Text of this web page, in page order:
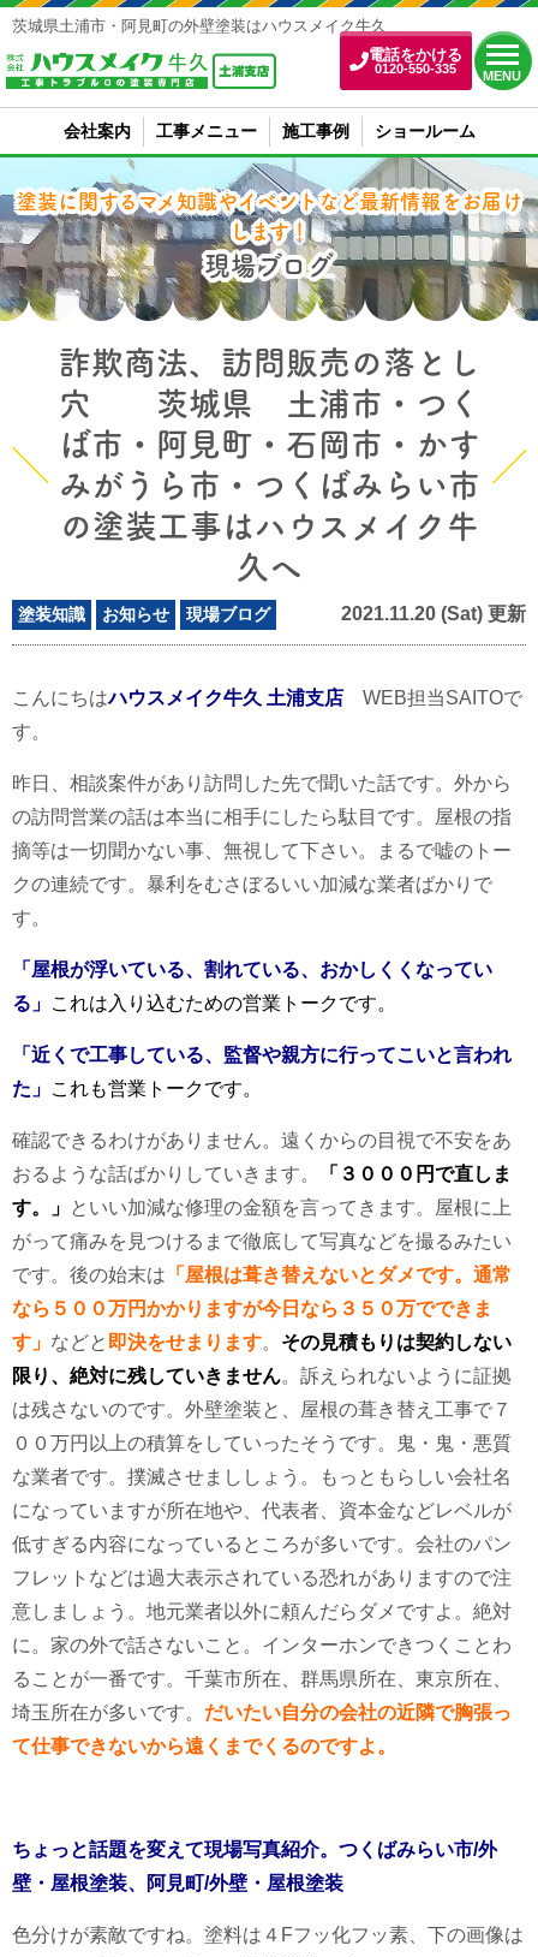
電話をかける
0120-550-335
MENU
茨城県土浦市・阿見町の外壁塗装はハウスメイク牛久
会社案内 工事メニュー 施工事例 ショールーム
塗装に関するマメ知識やイベントなど最新情報をお届け
します！
現場ブログ
詐欺商法、訪問販売の落とし
穴 茨城県 土浦市・つく
ば市・阿見町・石岡市・かす
みがうら市・つくばみらい市
の塗装工事はハウスメイク牛
久へ
塗装知識 お知らせ 現場ブログ 2021.11.20 (Sat) 更新
こんにちはハウスメイク牛久 土浦支店 WEB担当SAITOで
す。
昨日、相談案件があり訪問した先で聞いた話です。外から
の訪問営業の話は本当に相手にしたら駄目です。
屋根の指
摘等は一切聞かない事、無視して下さい。まるで嘘のトー
クの連続です。暴利をむさぼるいい加減な業者ばかりで
す。
「屋根が浮いている、割れている、おかしくくなってい
る」 これは入り込むための営業トークです。
「近くで工事している、監督や親方に行ってこいと言われ
た」 これも営業トークです。
確認できるわけがありません。遠くからの目視で不安をあ
おるような話ばかりしていきます。
「３０００円で直しま
す。」 といい加減な修理の金額を言ってきます。屋根に上
がって痛みを見つけるまで徹底して写真などを撮るみたい
です。後の始末は 「屋根は葺き替えないとダメです。通常
なら５００万円かかりますが今日なら３５０万でできま
す」 などと 即決をせまります。 その見積もりは契約しない
限り、絶対に残していきません。訴えられないように証拠
は残さないのです。外壁塗装と、屋根の葺き替え工事で７
００万円以上の積算をしていったそうです。鬼・鬼・悪質
な業者です。撲滅させまししょう。もっともらしい会社名
になっていますが所在地や、代表者、資本金などレベルが
低すぎる内容になっているところが多いです。会社のパン
フレットなどは過大表示されている恐れがありますので注
意しましょう。地元業者以外に頼んだらダメですよ。絶対
に。家の外で話さないこと。インターホンできつくことわ
ることが一番です。千葉市所在、群馬県所在、東京所在、
埼玉所在が多いです。 だいたい自分の会社の近隣で胸張っ
て仕事できないから遠くまでくるのですよ。
ちょっと話題を変えて現場写真紹介。つくばみらい市/外
壁・屋根塗装、阿見町/外壁・屋根塗装
色分けが素敵ですね。塗料は４Fフッ化フッ素、下の画像は